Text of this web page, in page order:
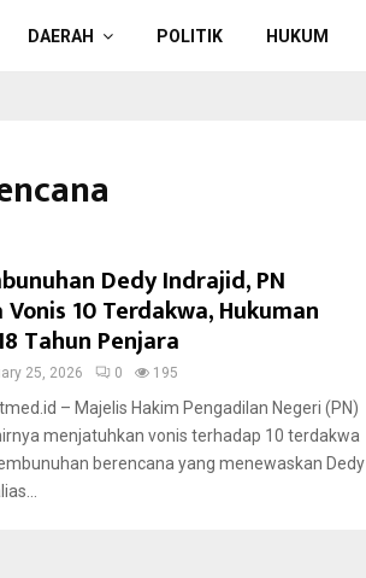
DAERAH POLITIK HUKUM
Dedy Indrajid, PN
10 Terdakwa, Hukuman
Tahun Penjara
25, 2026 0 195
– Majelis Hakim Pengadilan Negeri (PN)
menjatuhkan vonis terhadap 10 terdakwa
berencana yang menewaskan Dedy